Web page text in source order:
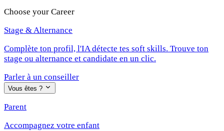
Choose your Career
Stage & Alternance
Complète ton profil, l'IA détecte tes soft skills. Trouve ton
stage ou alternance et candidate en un clic.
Parler à un conseiller
Vous êtes ?
Parent
Accompagnez votre enfant